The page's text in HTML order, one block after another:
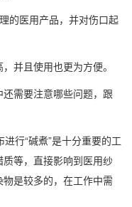
医用产品，并对伤口起
并且使用也更为方便。
需要注意哪些问题，跟
行“碱煮”是十分重要的工
等，直接影响到医用纱
是较多的，在工作中需